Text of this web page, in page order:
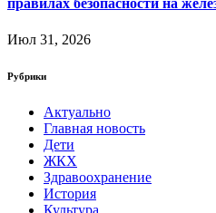
правилах безопасности на
Июл 31, 2026
Рубрики
Актуально
Главная новость
Дети
ЖКХ
Здравоохранение
История
Культура